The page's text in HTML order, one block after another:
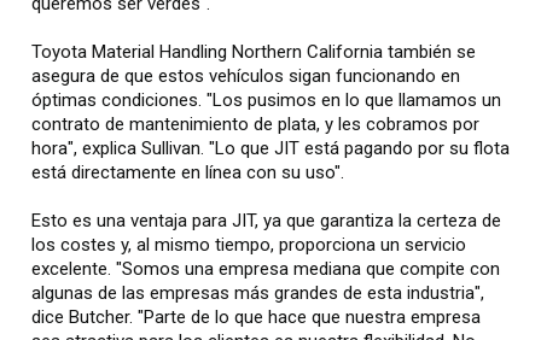
Toyota Material Handling Northern California también se
asegura de que estos vehículos sigan funcionando en
óptimas condiciones. "Los pusimos en lo que llamamos un
contrato de mantenimiento de plata, y les cobramos por
hora", explica Sullivan. "Lo que JIT está pagando por su flota
está directamente en línea con su uso".
Esto es una ventaja para JIT, ya que garantiza la certeza de
los costes y, al mismo tiempo, proporciona un servicio
excelente. "Somos una empresa mediana que compite con
algunas de las empresas más grandes de esta industria",
dice Butcher. "Parte de lo que hace que nuestra empresa